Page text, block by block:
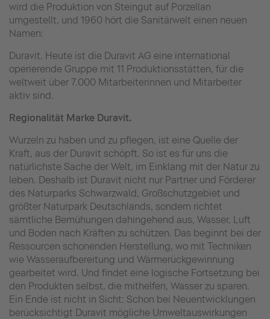
wird die Produktion von Steingut auf Porzellan
umgestellt, und 1960 hört die Sanitärwelt einen neuen
Namen:
Duravit. Heute ist die Duravit AG eine international
operierende Gruppe mit 11 Produktionsstätten, für die
weltweit über 7.000 Mitarbeiterinnen und Mitarbeiter
aktiv sind.
Regionalität Marke Duravit.
Wurzeln zu haben und zu pflegen, ist eine Quelle der
Kraft, aus der Duravit schöpft. So ist es für uns die
natürlichste Sache der Welt, im Einklang mit der Natur zu
leben. Deshalb ist Duravit nicht nur Partner und Förderer
des Naturparks Schwarzwald, Großschutzgebiet und
größter Naturpark Deutschlands, sondern richtet
sämtliche Bemühungen dahingehend aus, Wasser, Luft
und Boden nach Kräften zu schützen. Das beginnt bei der
Ressourcen schonenden Herstellung, wo mit Techniken
wie Wasseraufbereitung und Wärmerückgewinnung
gearbeitet wird. Und findet eine logische Fortsetzung bei
den Produkten selbst, die mithelfen, Wasser zu sparen.
Ein Ende ist nicht in Sicht: Schon bei Neuentwicklungen
berücksichtigt Duravit mögliche Umweltauswirkungen